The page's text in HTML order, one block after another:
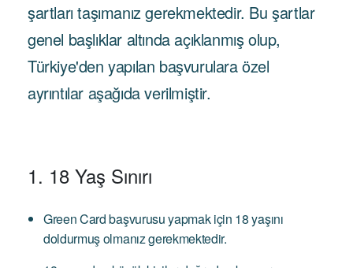
şartları taşımanız gerekmektedir. Bu şartlar
genel başlıklar altında açıklanmış olup,
Türkiye'den yapılan başvurulara özel
ayrıntılar aşağıda verilmiştir.
1. 18 Yaş Sınırı
Green Card başvurusu yapmak için 18 yaşını
doldurmuş olmanız gerekmektedir.